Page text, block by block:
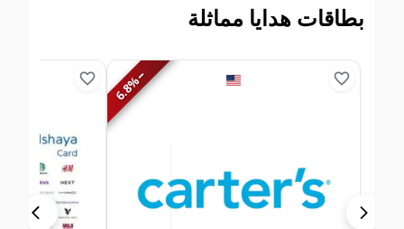
بطاقات هدايا مماثلة
−
6.8%